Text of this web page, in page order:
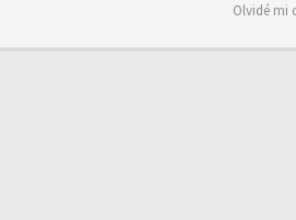
Olvidé mi